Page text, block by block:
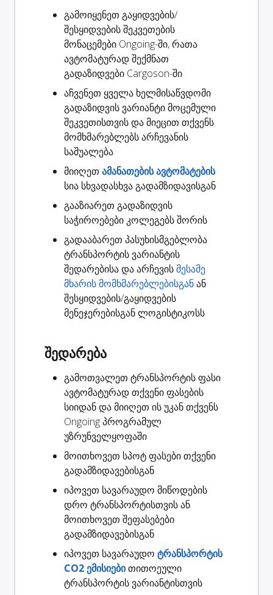
გამოიყენეთ გაყიდვების/
შესყიდვების შეკვეთების
მონაცემები Ongoing-ში, რათა
ავტომატურადშექმნათ
გადაზიდვები Cargoson-ში
აჩვენეთ ყველა ხელმისაწვდომი
გადაზიდვის ვარიანტიმოცემული
შეკვეთისთვის და მიეცით თქვენს
მომხმარებლებს არჩევანის
საშუალება
მიიღეთ ამანათების ავტომატების
სია სხვადასხვა გადამზიდავისგან
გააზიარეთ გადაზიდვის
საჭიროებები კოლეგებს შორის
გადააბარეთ პასუხისმგებლობა
ტრანსპორტის ვარიანტის
შედარებისა და არჩევისმესამე
მხარის მომხმარებლებისგანან
შესყიდვების/გაყიდვების
მენეჯერებისგან ლოგისტიკოსს
შედარება
გამოთვალეთ ტრანსპორტის ფასი
ავტომატურად თქვენი ფასების
სიიდან და მიიღეთ ის უკან თქვენს
Ongoing პროგრამულ
უზრუნველყოფაში
მოითხოვეთ სპოტ ფასებითქვენი
გადამზიდავებისგან
იპოვეთ სავარაუდო მიწოდების
დრო ტრანსპორტისთვის ან
მოითხოვეთ შეფასებები
გადამზიდავებისგან
იპოვეთ სავარაუდო ტრანსპორტის
CO2 ემისიებითითოეული
ტრანსპორტის ვარიანტისთვის